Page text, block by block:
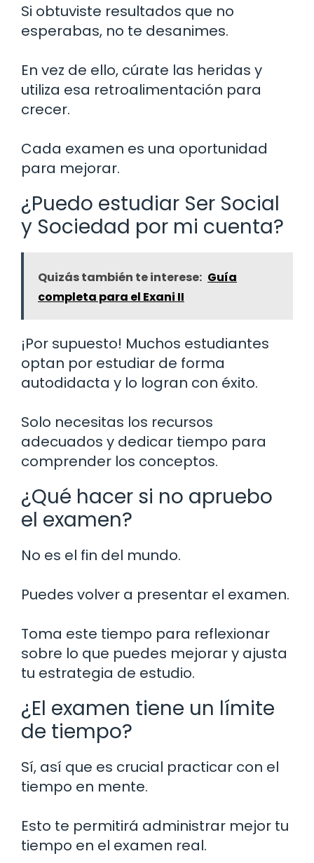
Si obtuviste resultados que no
esperabas, no te desanimes.
En vez de ello, cúrate las heridas y
utiliza esa retroalimentación para
crecer.
Cada examen es una oportunidad
para mejorar.
¿Puedo estudiar Ser Social
y Sociedad por mi cuenta?
Quizás también te interese: Guía
completa para el Exani II
¡Por supuesto! Muchos estudiantes
optan por estudiar de forma
autodidacta y lo logran con éxito.
Solo necesitas los recursos
adecuados y dedicar tiempo para
comprender los conceptos.
¿Qué hacer si no apruebo
el examen?
No es el fin del mundo.
Puedes volver a presentar el examen.
Toma este tiempo para reflexionar
sobre lo que puedes mejorar y ajusta
tu estrategia de estudio.
¿El examen tiene un límite
de tiempo?
Sí, así que es crucial practicar con el
tiempo en mente.
Esto te permitirá administrar mejor tu
tiempo en el examen real.